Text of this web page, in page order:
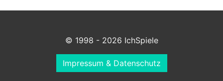
© 1998 - 2026 IchSpiele
Impressum & Datenschutz